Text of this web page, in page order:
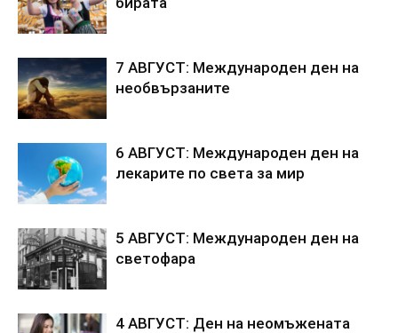
7 АВГУСТ: Международен ден на
необвързаните
6 АВГУСТ: Международен ден на
лекарите по света за мир
5 АВГУСТ: Международен ден на
светофара
4 АВГУСТ: Ден на неомъжената